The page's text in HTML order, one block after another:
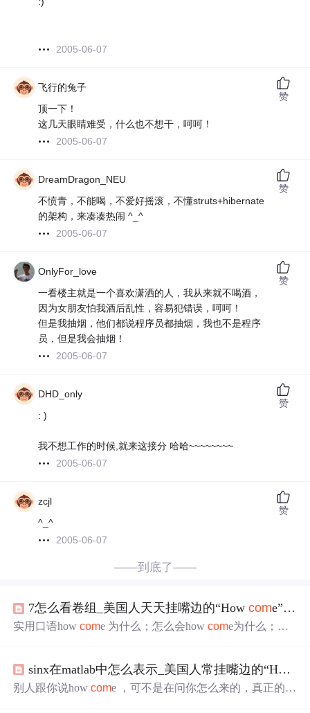
2005-06-07
飞行的兔子
顶一下！
这几天眼睛难受，什么也不想干，呵呵！
2005-06-07
赞
DreamDragon_NEU
不愤青，不能喝，不爱好摇滚，不懂struts+hibernate
的架构，来凑凑热闹 ^_^
2005-06-07
赞
OnlyFor_love
一看楼主就是一个喜欢潇洒的人，我从来就不喝酒，
因为女朋友怕我酒后乱性，容易犯错误，呵呵！
但是我抽烟，他们都说程序员都抽烟，我也不是程序
员，但是我会抽烟！
2005-06-07
赞
DHD_only
: )
我不想工作的时候,就来这接分 哈哈~~~~~~~~
2005-06-07
赞
zcjl
^_^
2005-06-07
赞
——到底了——
7怎么看卷组_美国人天天挂嘴边的“Howcome”，可不是问你“怎么来的”
实用口语howcome 为什么；怎么会howcome为什么；怎
来的我们可以说，how do you get here。howcome的意思和
why基本一致，但又有几点区别。区分：howcome一般适
sinx在matlab中怎么表示_美国人常挂嘴边的“How
别人跟你说howcome ，可不是在问你怎么来的，真正的意